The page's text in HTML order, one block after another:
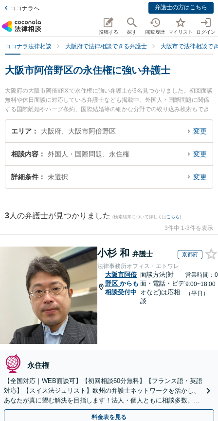
ココナラへ 弁護士の方はこちら
投稿する 探す 閲覧履歴 マイリスト ログイン
ココナラ法律相談 大阪府で法律相談できる弁護士 大阪市で法律相談で
大阪市阿倍野区の永住権に強い弁護士
大阪府の大阪市阿倍野区で永住権に強い弁護士が3名見つかりました。初回面談
無料や休日面談に対応している弁護士なども掲載中。外国人・国際問題に関係
する国際離婚やハーグ条約、国際結婚等の細かな分野での絞り込み検索もでき
便利です。特に天王寺総合法律事務所の大前 貴子弁護士や角谷法律事務所の角
谷 洋一郎弁護士、あべの総合法律事務所の井上 信弁護士のプロフィール情報や
ル解決の実績豊富な近くの弁護士を検索したい』『初回相談無料で永住権を法
律相談できる大阪市阿倍野区内の弁護士に相談予約したい』などでお困りの相
談者さんにおすすめです。
エリア 大阪府、大阪市阿倍野区 変更
相談内容 外国人・国際問題、永住権 変更
詳細条件 未選択 変更
3 人の弁護士が見つかりました (検索結果について詳しくは こちら)
3件中 1-3件を表示
小杉 和 弁護士 京都府
法律事務所オフィス・エトワレ
大阪市阿倍
野区 からも
相談受付中
面談方法(対
面・電話・ビデ
オなど)は応相
談
営業時間：0
9:00~18:00
（平日）
永住権
【全国対応｜WEB面談可】【初回相談60分無料】【フランス語・英語
対応】【スイス法ジュリスト】欧州の弁護士ネットワークを活かし、
あなたが真に望む解決を目指します！法人・個人ともに相談多数。細
やかな連絡と粘り強い交渉を徹底【休日・夜間相談可】
料金表を見る